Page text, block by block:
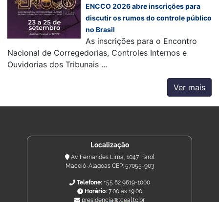
ENCCO 2026 abre inscrições para
discutir os rumos do controle público
no Brasil
As inscrições para o Encontro
Nacional de Corregedorias, Controles Internos e
Ouvidorias dos Tribunais ...
Ver mais
Localização
Av. Fernandes Lima, 1047, Farol
Maceió-Alagoas CEP: 57055-903
Telefone:+55 82 9619-1000
Horário:7:00 às 19:00
presidencia@tceal.tc.br